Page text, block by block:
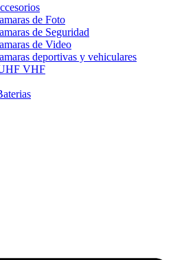
de Foto
de Seguridad
de Video
deportivas y vehiculares
VHF